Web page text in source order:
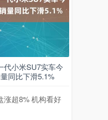
代小米SU7实车今
同比下滑5.1%
涨超8% 机构看好